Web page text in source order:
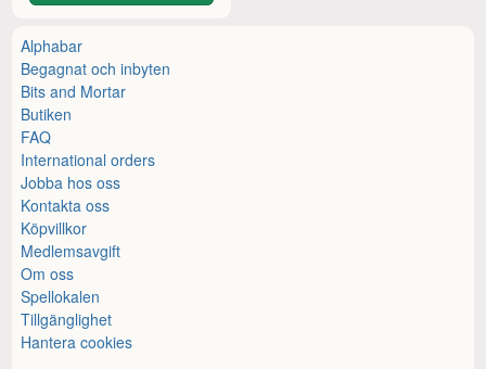
Alphabar
Begagnat och inbyten
Bits and Mortar
Butiken
FAQ
International orders
Jobba hos oss
Kontakta oss
Köpvillkor
Medlemsavgift
Om oss
Spellokalen
Tillgänglighet
Hantera cookies